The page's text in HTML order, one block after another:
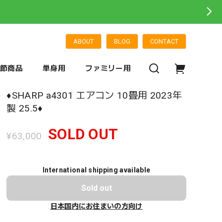
ABOUT BLOG CONTACT
商品 単身用 ファミリー用
♦️SHARP a4301 エアコン 10畳用 2023年
製 25.5♦️
¥63,000 SOLD OUT
International shipping available
Sold out
日本国内にお住まいの方向け